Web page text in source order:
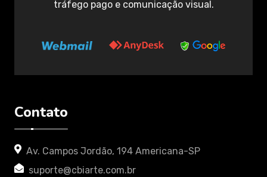
tráfego pago e comunicação visual.
Contato
Av. Campos Jordão, 194 Americana-SP
suporte@cbiarte.com.br